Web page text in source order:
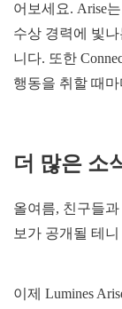
어보세요. Arise
수상 경력에 빛
니다. 또한
행동을 취할 때
더 많은 소
올여름, 친구들
보가 공개될 테
이제 Lumines